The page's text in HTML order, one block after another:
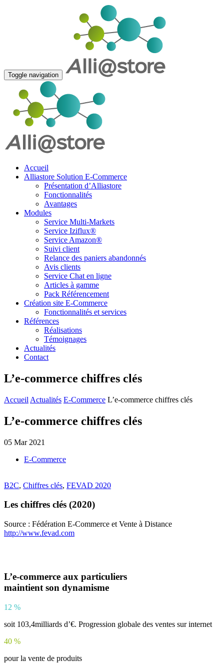
Toggle navigation
Accueil
Alliastore Solution E-Commerce
Présentation d’Alliastore
Fonctionnalités
Avantages
Modules
Service Multi-Markets
Service Iziflux®
Service Amazon®
Suivi client
Relance des paniers abandonnés
Avis clients
Service Chat en ligne
Articles à gamme
Pack Référencement
Création site E-Commerce
Fonctionnalités et services
Références
Réalisations
Témoignages
Actualités
Contact
L’e-commerce chiffres clés
Accueil Actualités E-Commerce L’e-commerce chiffres clés
L’e-commerce chiffres clés
05 Mar 2021
E-Commerce
B2C, Chiffres clés, FEVAD 2020
Les chiffres clés (2020)
Source : Fédération E-Commerce et Vente à Distance
http://www.fevad.com
L’e-commerce aux particuliers
maintient son dynamisme
12 %
soit 103,4milliards d’€. Progression globale des ventes sur internet
40 %
pour la vente de produits